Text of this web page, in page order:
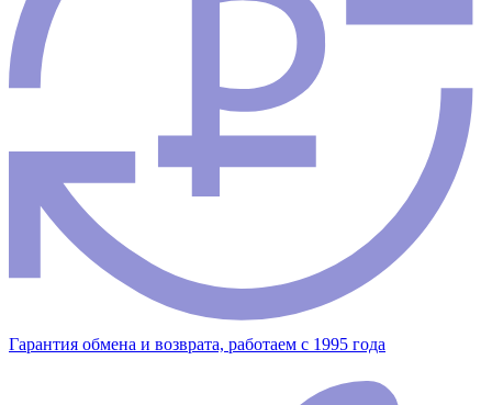
Гарантия обмена и возврата, работаем с 1995 года